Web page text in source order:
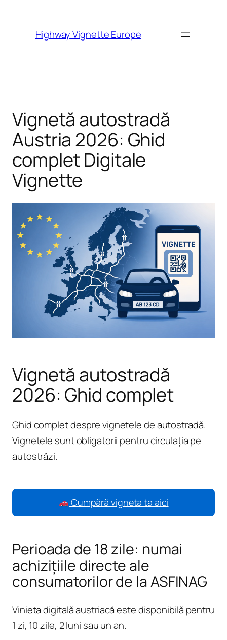
Highway Vignette Europe
Vignetă autostradă
Austria 2026: Ghid
complet Digitale
Vignette
Vignetă autostradă
2026: Ghid complet
Ghid complet despre vignetele de autostradă.
Vignetele sunt obligatorii pentru circulația pe
autostrăzi.
Cumpără vigneta ta aici
Perioada de 18 zile: numai
achizițiile directe ale
consumatorilor de la ASFINAG
Vinieta digitală austriacă este disponibilă pentru
1 zi, 10 zile, 2 luni sau un an.